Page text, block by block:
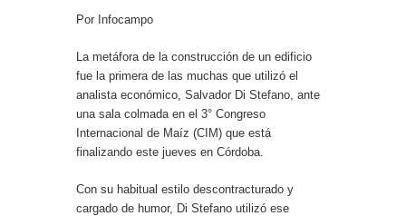
Por Infocampo
La metáfora de la construcción de un edificio
fue la primera de las muchas que utilizó el
analista económico, Salvador Di Stefano, ante
una sala colmada en el 3° Congreso
Internacional de Maíz (CIM) que está
finalizando este jueves en Córdoba.
Con su habitual estilo descontracturado y
cargado de humor, Di Stefano utilizó ese